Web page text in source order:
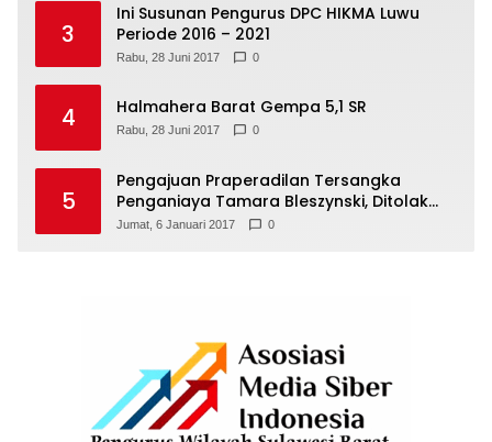
3
Ini Susunan Pengurus DPC HIKMA Luwu
Periode 2016 – 2021
Rabu, 28 Juni 2017 0
4 Halmahera Barat Gempa 5,1 SR
Rabu, 28 Juni 2017 0
5
Pengajuan Praperadilan Tersangka
Penganiaya Tamara Bleszynski, Ditolak
Hakim
Jumat, 6 Januari 2017 0